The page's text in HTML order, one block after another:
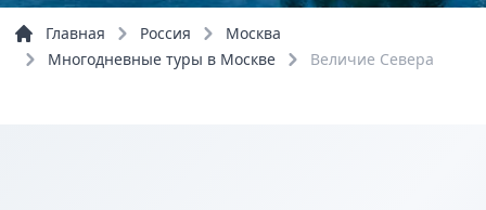
Главная Россия
Москва
Многодневные туры в Москве
Величие Севера